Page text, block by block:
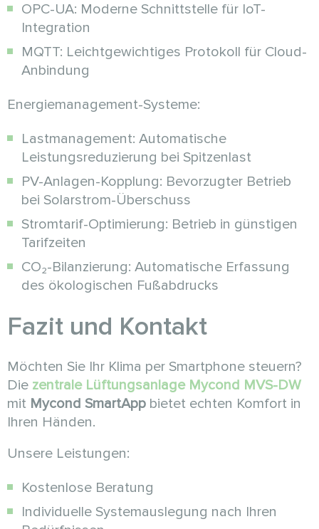
OPC-UA: Moderne Schnittstelle für IoT-
Integration
MQTT: Leichtgewichtiges Protokoll für Cloud-
Anbindung
Energiemanagement-Systeme:
Lastmanagement: Automatische
Leistungsreduzierung bei Spitzenlast
PV-Anlagen-Kopplung: Bevorzugter Betrieb
bei Solarstrom-Überschuss
Stromtarif-Optimierung: Betrieb in günstigen
Tarifzeiten
CO₂-Bilanzierung: Automatische Erfassung
des ökologischen Fußabdrucks
Fazit und Kontakt
Möchten Sie Ihr Klima per Smartphone steuern?
Die zentrale Lüftungsanlage Mycond MVS-DW
mit Mycond SmartApp bietet echten Komfort in
Ihren Händen.
Unsere Leistungen:
Kostenlose Beratung
Individuelle Systemauslegung nach Ihren